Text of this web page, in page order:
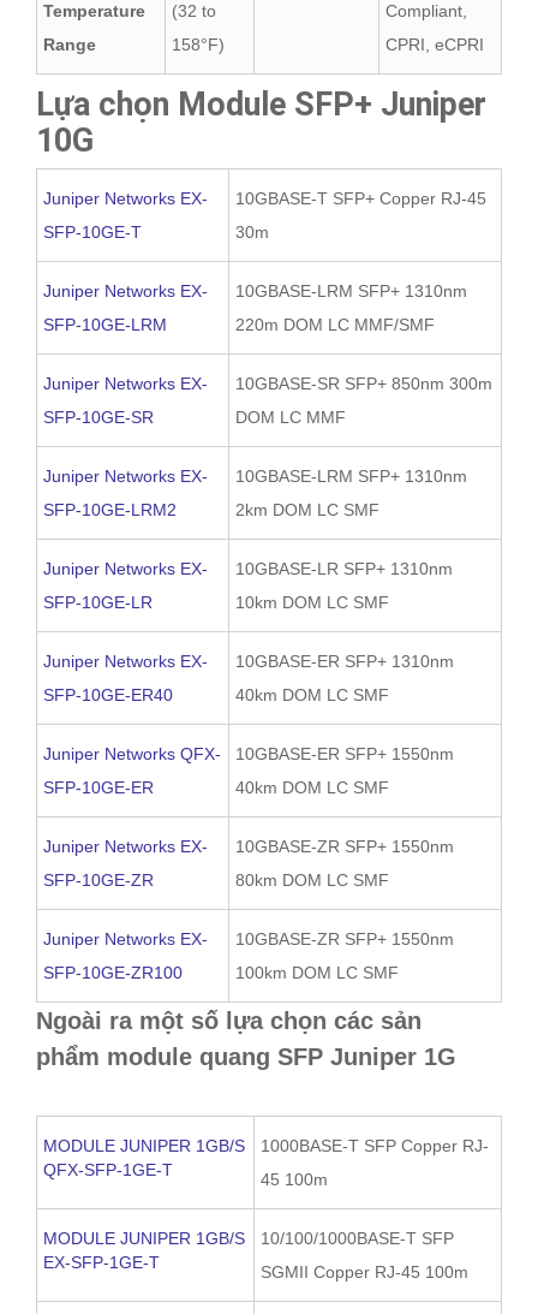
Temperature
Range
(32 to
158°F)
Compliant,
CPRI, eCPRI
Lựa chọn Module SFP+ Juniper
10G
Juniper Networks EX-
SFP-10GE-T
10GBASE-T SFP+ Copper RJ-45
30m
Juniper Networks EX-
SFP-10GE-LRM
10GBASE-LRM SFP+ 1310nm
220m DOM LC MMF/SMF
Juniper Networks EX-
SFP-10GE-SR
10GBASE-SR SFP+ 850nm 300m
DOM LC MMF
Juniper Networks EX-
SFP-10GE-LRM2
10GBASE-LRM SFP+ 1310nm
2km DOM LC SMF
Juniper Networks EX-
SFP-10GE-LR
10GBASE-LR SFP+ 1310nm
10km DOM LC SMF
Juniper Networks EX-
SFP-10GE-ER40
10GBASE-ER SFP+ 1310nm
40km DOM LC SMF
Juniper Networks QFX-
SFP-10GE-ER
10GBASE-ER SFP+ 1550nm
40km DOM LC SMF
Juniper Networks EX-
SFP-10GE-ZR
10GBASE-ZR SFP+ 1550nm
80km DOM LC SMF
Juniper Networks EX-
SFP-10GE-ZR100
10GBASE-ZR SFP+ 1550nm
100km DOM LC SMF
Ngoài ra một số lựa chọn các sản
phẩm module quang SFP Juniper 1G
MODULE JUNIPER 1GB/S
QFX-SFP-1GE-T
1000BASE-T SFP Copper RJ-
45 100m
MODULE JUNIPER 1GB/S
EX-SFP-1GE-T
10/100/1000BASE-T SFP
SGMII Copper RJ-45 100m